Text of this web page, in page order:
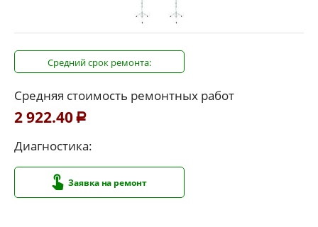
Средний срок ремонта:
Средняя стоимость ремонтных работ
2 922.40 Р
Диагностика:
Заявка на ремонт